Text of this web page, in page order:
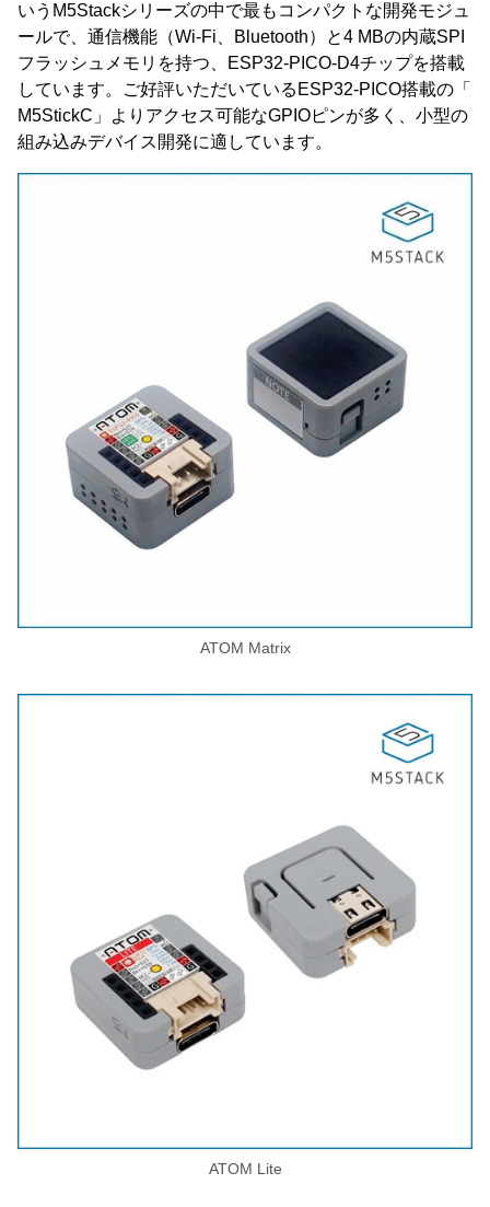
いうM5Stackシリーズの中で最もコンパクトな開発モジュ
ールで、通信機能（Wi-Fi、Bluetooth）と4 MBの内蔵SPI
フラッシュメモリを持つ、ESP32-PICO-D4チップを搭載
しています。ご好評いただいているESP32-PICO搭載の「
M5StickC」よりアクセス可能なGPIOピンが多く、小型の
組み込みデバイス開発に適しています。
ATOM Matrix
ATOM Lite